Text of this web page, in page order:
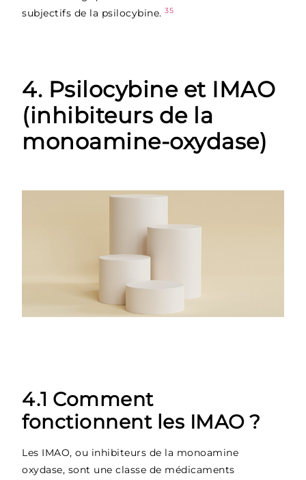
subjectifs de la psilocybine.35
4. Psilocybine et IMAO
(inhibiteurs de la
monoamine-oxydase)
4.1 Comment
fonctionnent les IMAO ?
Les IMAO, ou inhibiteurs de la monoamine
oxydase, sont une classe de médicaments